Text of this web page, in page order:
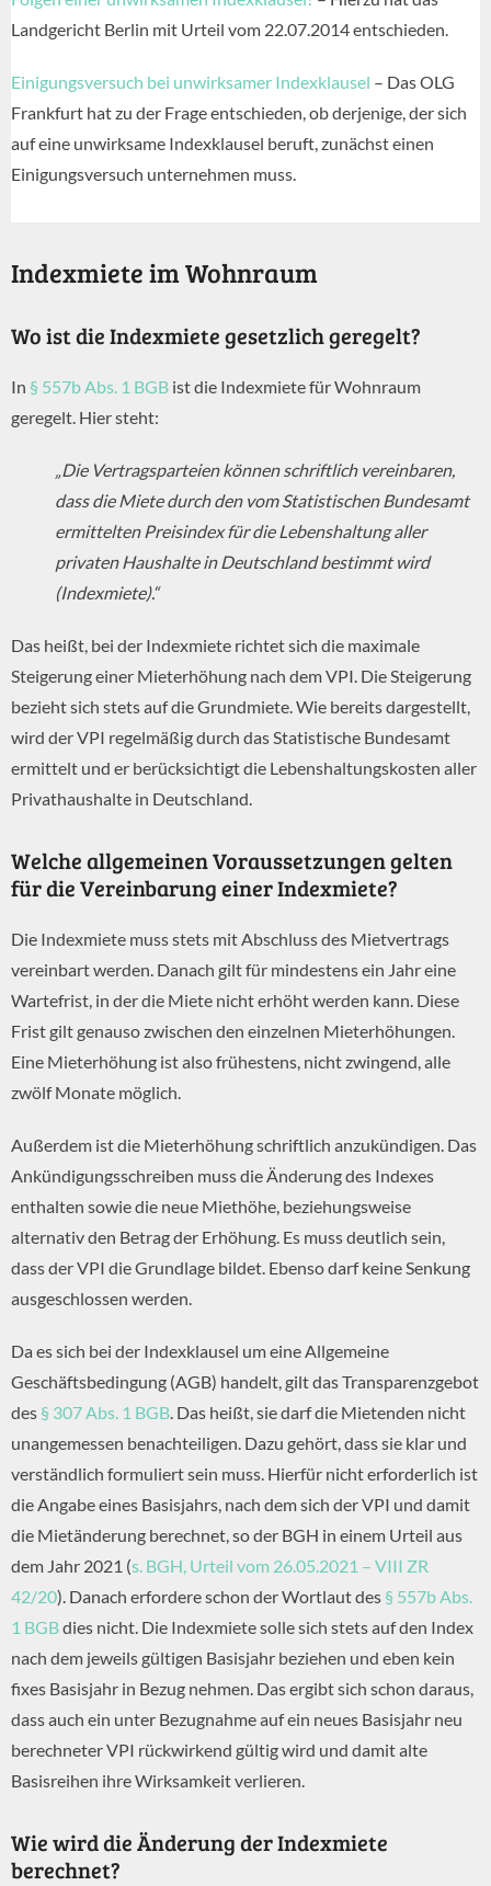
Landgericht Berlin mit Urteil vom 22.07.2014 entschieden.
Einigungsversuch bei unwirksamer Indexklausel – Das OLG
Frankfurt hat zu der Frage entschieden, ob derjenige, der sich
auf eine unwirksame Indexklausel beruft, zunächst einen
Einigungsversuch unternehmen muss.
Indexmiete im Wohnraum
Wo ist die Indexmiete gesetzlich geregelt?
In § 557b Abs. 1 BGB ist die Indexmiete für Wohnraum
geregelt. Hier steht:
„Die Vertragsparteien können schriftlich vereinbaren,
dass die Miete durch den vom Statistischen Bundesamt
ermittelten Preisindex für die Lebenshaltung aller
privaten Haushalte in Deutschland bestimmt wird
(Indexmiete).“
Das heißt, bei der Indexmiete richtet sich die maximale
Steigerung einer Mieterhöhung nach dem VPI. Die Steigerung
bezieht sich stets auf die Grundmiete. Wie bereits dargestellt,
wird der VPI regelmäßig durch das Statistische Bundesamt
ermittelt und er berücksichtigt die Lebenshaltungskosten aller
Privathaushalte in Deutschland.
Welche allgemeinen Voraussetzungen gelten
für die Vereinbarung einer Indexmiete?
Die Indexmiete muss stets mit Abschluss des Mietvertrags
vereinbart werden. Danach gilt für mindestens ein Jahr eine
Wartefrist, in der die Miete nicht erhöht werden kann. Diese
Frist gilt genauso zwischen den einzelnen Mieterhöhungen.
Eine Mieterhöhung ist also frühestens, nicht zwingend, alle
zwölf Monate möglich.
Außerdem ist die Mieterhöhung schriftlich anzukündigen. Das
Ankündigungsschreiben muss die Änderung des Indexes
enthalten sowie die neue Miethöhe, beziehungsweise
alternativ den Betrag der Erhöhung. Es muss deutlich sein,
dass der VPI die Grundlage bildet. Ebenso darf keine Senkung
ausgeschlossen werden.
Da es sich bei der Indexklausel um eine Allgemeine
Geschäftsbedingung (AGB) handelt, gilt das Transparenzgebot
des § 307 Abs. 1 BGB . Das heißt, sie darf die Mietenden nicht
unangemessen benachteiligen. Dazu gehört, dass sie klar und
verständlich formuliert sein muss. Hierfür nicht erforderlich ist
die Angabe eines Basisjahrs, nach dem sich der VPI und damit
die Mietänderung berechnet, so der BGH in einem Urteil aus
dem Jahr 2021 (s. BGH, Urteil vom 26.05.2021 – VIII ZR
42/20). Danach erfordere schon der Wortlaut des § 557b Abs.
1 BGBdies nicht. Die Indexmiete solle sich stets auf den Index
nach dem jeweils gültigen Basisjahr beziehen und eben kein
fixes Basisjahr in Bezug nehmen. Das ergibt sich schon daraus,
dass auch ein unter Bezugnahme auf ein neues Basisjahr neu
berechneter VPI rückwirkend gültig wird und damit alte
Basisreihen ihre Wirksamkeit verlieren.
Wie wird die Änderung der Indexmiete
berechnet?